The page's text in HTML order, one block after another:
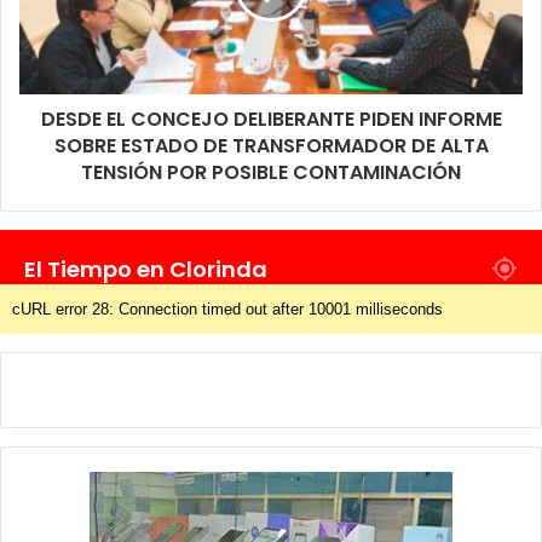
DESDE EL CONCEJO DELIBERANTE PIDEN INFORME
SOBRE ESTADO DE TRANSFORMADOR DE ALTA
TENSIÓN POR POSIBLE CONTAMINACIÓN
El Tiempo en Clorinda
cURL error 28: Connection timed out after 10001 milliseconds